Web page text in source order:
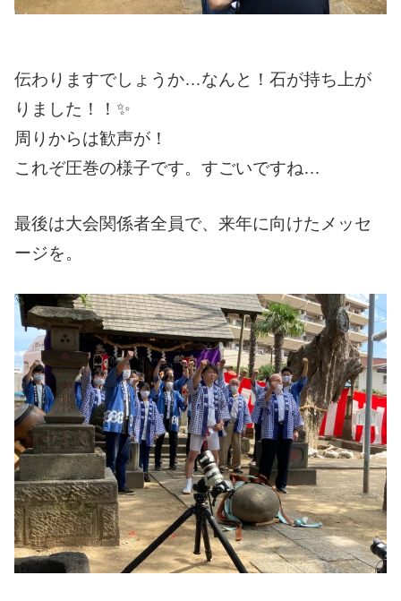
伝わりますでしょうか…なんと！石が持ち上が
りました！！✨
周りからは歓声が！
これぞ圧巻の様子です。すごいですね…
最後は大会関係者全員で、来年に向けたメッセ
ージを。